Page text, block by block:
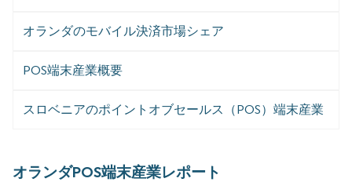
オランダのモバイル決済市場シェア
POS端末産業概要
スロベニアのポイントオブセールス（POS）端末産業
オランダPOS端末産業レポート